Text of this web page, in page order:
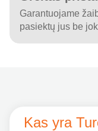
Garantuojame
pasiektų jus be
Kas yra